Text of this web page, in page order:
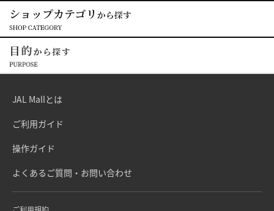
JAL Mallとは
ご利用ガイド
操作ガイド
よくあるご質問・お問い合わせ